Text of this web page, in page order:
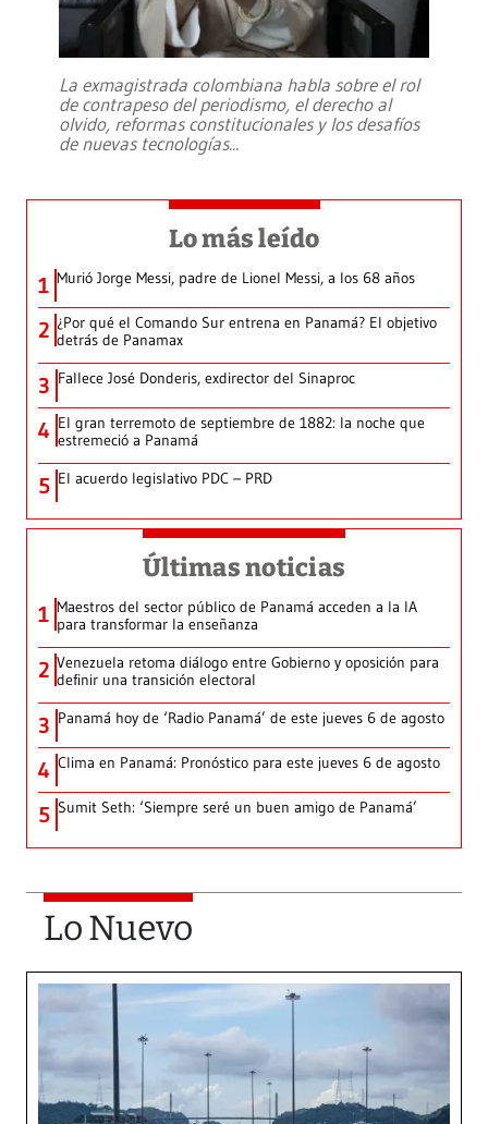
La exmagistrada colombiana habla sobre el rol
de contrapeso del periodismo, el derecho al
olvido, reformas constitucionales y los desafíos
de nuevas tecnologías...
Lo más leído
1 Murió Jorge Messi, padre de Lionel Messi, a los 68 años
2 ¿Por qué el Comando Sur entrena en Panamá? El objetivo
detrás de Panamax
3 Fallece José Donderis, exdirector del Sinaproc
4 El gran terremoto de septiembre de 1882: la noche que
estremeció a Panamá
5 El acuerdo legislativo PDC – PRD
Últimas noticias
1 Maestros del sector público de Panamá acceden a la IA
para transformar la enseñanza
2 Venezuela retoma diálogo entre Gobierno y oposición para
definir una transición electoral
3 Panamá hoy de ‘Radio Panamá’ de este jueves 6 de agosto
4 Clima en Panamá: Pronóstico para este jueves 6 de agosto
5 Sumit Seth: ‘Siempre seré un buen amigo de Panamá’
Lo Nuevo